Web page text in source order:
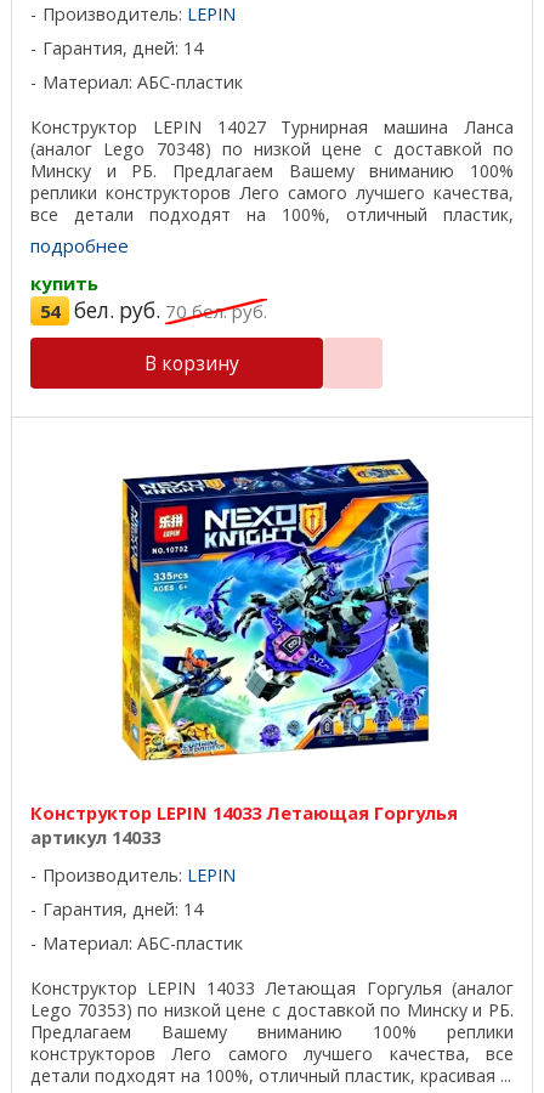
Производитель: LEPIN
Гарантия, дней: 14
Материал: АБС-пластик
Конструктор LEPIN 14027 Турнирная машина Ланса
(аналог Lego 70348) по низкой цене с доставкой по
Минску и РБ. Предлагаем Вашему вниманию 100%
реплики конструкторов Лего самого лучшего качества,
все детали подходят на 100%, отличный пластик,
красивая ...
подробнее
купить
54 бел. руб. 70бел. руб.
В корзину
Конструктор LEPIN 14033 Летающая Горгулья
артикул 14033
Производитель: LEPIN
Гарантия, дней: 14
Материал: АБС-пластик
Конструктор LEPIN 14033 Летающая Горгулья (аналог
Lego 70353) по низкой цене с доставкой по Минску и РБ.
Предлагаем Вашему вниманию 100% реплики
конструкторов Лего самого лучшего качества, все
детали подходят на 100%, отличный пластик, красивая ...